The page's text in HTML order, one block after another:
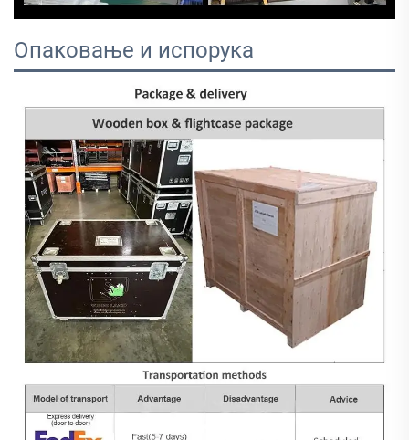
Опаковање и испорука